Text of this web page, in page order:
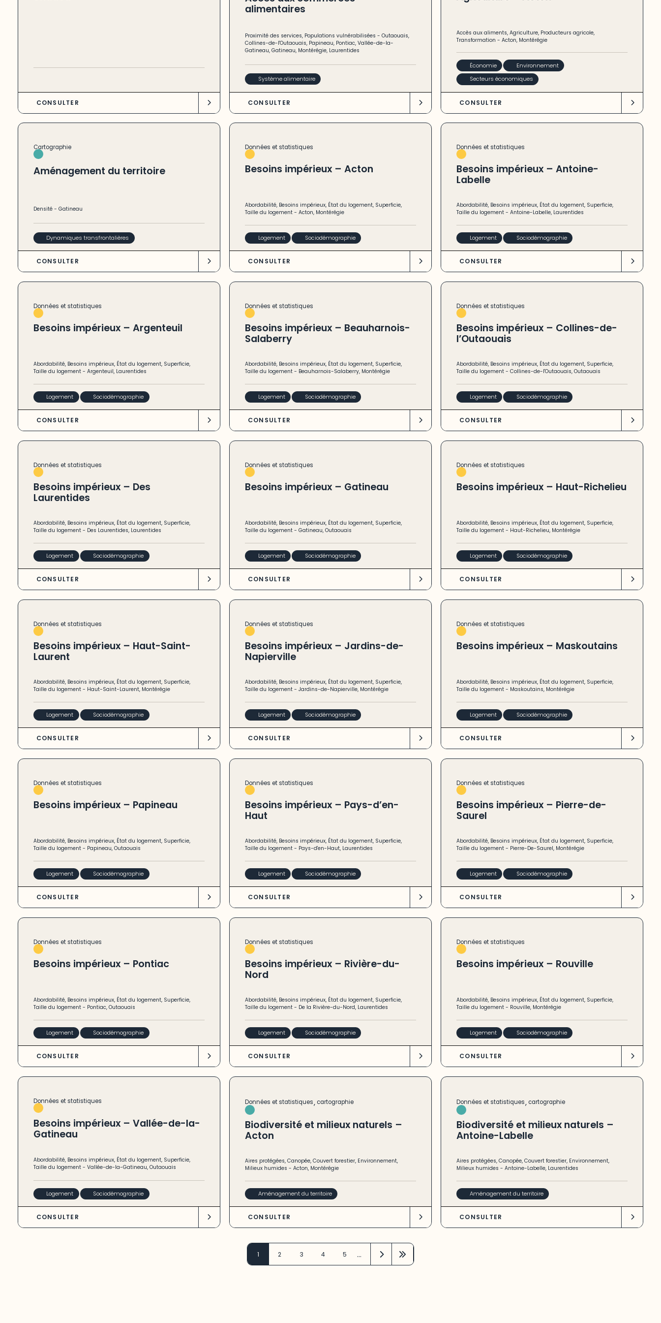
CONSULTER
alimentaires
Proximité des services, Populations vulnérabilisées -Outaouais,
Collines-de-l'Outaouais, Papineau, Pontiac,Vallée-de-la-
Gatineau,Gatineau, Montérégie, Laurentides
Système alimentaire
CONSULTER
Accès aux aliments,Agriculture, Producteurs agricole,
Transformation -Acton, Montérégie
Économie
Environnement
Secteurs économiques
CONSULTER
Cartographie
Aménagement du territoire
Densité- Gatineau
Dynamiques transfrontalières
CONSULTER
Données et statistiques
Besoins impérieux – Acton
Abordabilité, Besoins impérieux, État du logement, Superficie,
Taille du logement -Acton, Montérégie
Logement Sociodémographie
CONSULTER
Données et statistiques
Besoins impérieux – Antoine-
Labelle
Abordabilité, Besoins impérieux, État du logement, Superficie,
Taille du logement -Antoine-Labelle, Laurentides
Logement Sociodémographie
CONSULTER
Données et statistiques
Besoins impérieux – Argenteuil
Abordabilité, Besoins impérieux, État du logement, Superficie,
Taille du logement- Argenteuil, Laurentides
Logement Sociodémographie
CONSULTER
Données et statistiques
Besoins impérieux – Beauharnois-
Salaberry
Abordabilité, Besoins impérieux, État du logement, Superficie,
Taille du logement - Beauharnois-Salaberry, Montérégie
Logement Sociodémographie
CONSULTER
Données et statistiques
Besoins impérieux – Collines-de-
l’Outaouais
Abordabilité, Besoins impérieux, État du logement, Superficie,
Taille du logement -Collines-de-l'Outaouais,Outaouais
Logement Sociodémographie
CONSULTER
Données et statistiques
Besoins impérieux – Des
Laurentides
Abordabilité, Besoins impérieux, État du logement, Superficie,
Taille du logement- Des Laurentides, Laurentides
Logement Sociodémographie
CONSULTER
Données et statistiques
Besoins impérieux – Gatineau
Abordabilité, Besoins impérieux, État du logement, Superficie,
Taille du logement -Gatineau,Outaouais
Logement Sociodémographie
CONSULTER
Données et statistiques
Besoins impérieux – Haut-Richelieu
Abordabilité, Besoins impérieux, État du logement, Superficie,
Taille du logement - Haut-Richelieu, Montérégie
Logement Sociodémographie
CONSULTER
Données et statistiques
Besoins impérieux – Haut-Saint-
Laurent
Abordabilité, Besoins impérieux, État du logement, Superficie,
Taille du logement- Haut-Saint-Laurent, Montérégie
Logement Sociodémographie
CONSULTER
Données et statistiques
Besoins impérieux – Jardins-de-
Napierville
Abordabilité, Besoins impérieux, État du logement, Superficie,
Taille du logement -Jardins-de-Napierville, Montérégie
Logement Sociodémographie
CONSULTER
Données et statistiques
Besoins impérieux – Maskoutains
Abordabilité, Besoins impérieux, État du logement, Superficie,
Taille du logement - Maskoutains, Montérégie
Logement Sociodémographie
CONSULTER
Données et statistiques
Besoins impérieux – Papineau
Abordabilité, Besoins impérieux, État du logement, Superficie,
Taille du logement- Papineau, Outaouais
Logement Sociodémographie
CONSULTER
Données et statistiques
Besoins impérieux – Pays-d’en-
Haut
Abordabilité, Besoins impérieux, État du logement, Superficie,
Taille du logement - Pays-d'en-Haut, Laurentides
Logement Sociodémographie
CONSULTER
Données et statistiques
Besoins impérieux – Pierre-de-
Saurel
Abordabilité, Besoins impérieux, État du logement, Superficie,
Taille du logement - Pierre-De-Saurel, Montérégie
Logement Sociodémographie
CONSULTER
Données et statistiques
Besoins impérieux – Pontiac
Abordabilité, Besoins impérieux, État du logement, Superficie,
Taille du logement- Pontiac, Outaouais
Logement Sociodémographie
CONSULTER
Données et statistiques
Besoins impérieux – Rivière-du-
Nord
Abordabilité, Besoins impérieux, État du logement, Superficie,
Taille du logement - De la Rivière-du-Nord, Laurentides
Logement Sociodémographie
CONSULTER
Données et statistiques
Besoins impérieux – Rouville
Abordabilité, Besoins impérieux, État du logement, Superficie,
Taille du logement - Rouville, Montérégie
Logement Sociodémographie
CONSULTER
Données et statistiques
Besoins impérieux – Vallée-de-la-
Gatineau
Abordabilité, Besoins impérieux, État du logement, Superficie,
Taille du logement- Vallée-de-la-Gatineau, Outaouais
Logement Sociodémographie
CONSULTER
Données et statistiques, cartographie
Biodiversité et milieux naturels –
Acton
Aires protégées,Canopée,Couvert forestier, Environnement,
Milieux humides -Acton, Montérégie
Aménagement du territoire
CONSULTER
Données et statistiques, cartographie
Biodiversité et milieux naturels –
Antoine-Labelle
Aires protégées,Canopée,Couvert forestier, Environnement,
Milieux humides -Antoine-Labelle, Laurentides
Aménagement du territoire
CONSULTER
1 2 3 4 5 …